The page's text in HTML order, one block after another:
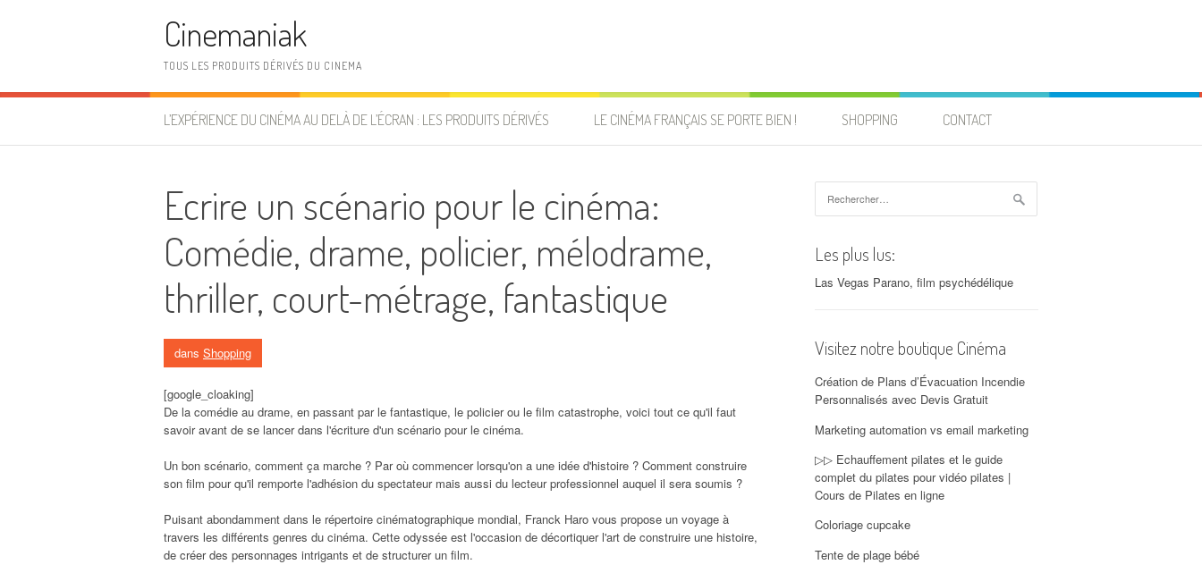
Cinemaniak
TOUS LES PRODUITS DÉRIVÉS DU CINEMA
L’EXPÉRIENCE DU CINÉMA AU DELÀ DE L’ÉCRAN : LES PRODUITS DÉRIVÉS LE CINÉMA FRANÇAIS SE PORTE BIEN ! SHOPPING CONTACT
Ecrire un scénario pour le cinéma:
Comédie, drame, policier, mélodrame,
thriller, court-métrage, fantastique
dans Shopping
[google_cloaking]
De la comédie au drame, en passant par le fantastique, le policier ou le film catastrophe, voici tout ce qu'il faut
savoir avant de se lancer dans l'écriture d'un scénario pour le cinéma.
Un bon scénario, comment ça marche ? Par où commencer lorsqu'on a une idée d'histoire ? Comment construire
son film pour qu'il remporte l'adhésion du spectateur mais aussi du lecteur professionnel auquel il sera soumis ?
Puisant abondamment dans le répertoire cinématographique mondial, Franck Haro vous propose un voyage à
travers les différents genres du cinéma. Cette odyssée est l'occasion de décortiquer l'art de construire une histoire,
de créer des personnages intrigants et de structurer un film.
Les plus lus:
Las Vegas Parano, film psychédélique
Visitez notre boutique Cinéma
Création de Plans d’Évacuation Incendie
Personnalisés avec Devis Gratuit
Marketing automation vs email marketing
▷▷ Echauffement pilates et le guide
complet du pilates pour vidéo pilates |
Cours de Pilates en ligne
Coloriage cupcake
Tente de plage bébé